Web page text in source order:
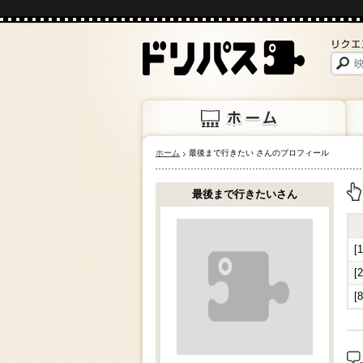
ホーム 上映
ホーム 最後まで行きたい さんのプロフィール
上
最後まで行きたいさん